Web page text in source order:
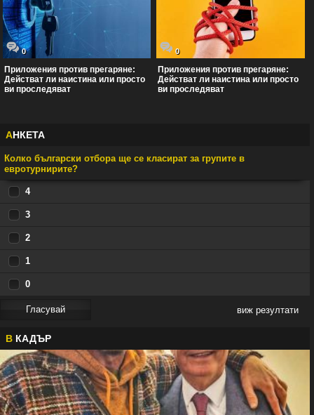
0
Приложения против прегаряне:
Действат ли наистина или просто
ви проследяват
0
Приложения против прегаряне:
Действат ли наистина или просто
ви проследяват
АНКЕТА
Колко български отбора ще се класират за групите в
евротурнирите?
4
3
2
1
0
виж резултати
В КАДЪР